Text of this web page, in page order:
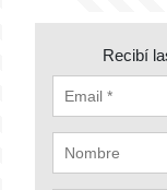
Recibí